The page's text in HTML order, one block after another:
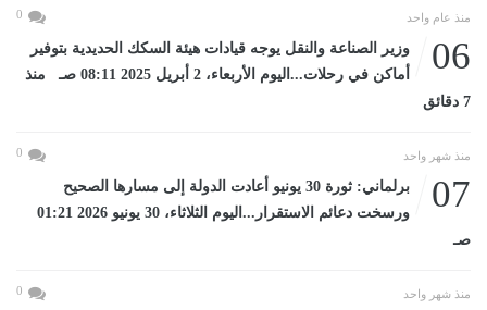
منذ عام واحد 0
06
وزير الصناعة والنقل يوجه قيادات هيئة السكك الحديدية بتوفير
أماكن في رحلات...اليوم الأربعاء، 2 أبريل 2025 08:11 صـ منذ
7 دقائق
منذ شهر واحد 0
07
برلماني: ثورة 30 يونيو أعادت الدولة إلى مسارها الصحيح
ورسخت دعائم الاستقرار...اليوم الثلاثاء، 30 يونيو 2026 01:21
صـ
منذ شهر واحد 0